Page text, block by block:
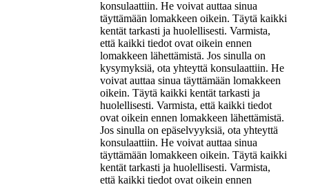
konsulaattiin. He voivat auttaa sinua
täyttämään lomakkeen oikein. Täytä kaikki
kentät tarkasti ja huolellisesti. Varmista,
että kaikki tiedot ovat oikein ennen
lomakkeen lähettämistä. Jos sinulla on
kysymyksiä, ota yhteyttä konsulaattiin. He
voivat auttaa sinua täyttämään lomakkeen
oikein. Täytä kaikki kentät tarkasti ja
huolellisesti. Varmista, että kaikki tiedot
ovat oikein ennen lomakkeen lähettämistä.
Jos sinulla on epäselvyyksiä, ota yhteyttä
konsulaattiin. He voivat auttaa sinua
täyttämään lomakkeen oikein. Täytä kaikki
kentät tarkasti ja huolellisesti. Varmista,
että kaikki tiedot ovat oikein ennen